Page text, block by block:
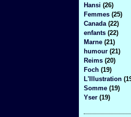
Hansi (26)
Femmes (25)
Canada (22)
enfants (22)
Marne (21)
humour (21)
Reims (20)
Foch (19)
L'Illustration
Somme (19)
Yser (19)